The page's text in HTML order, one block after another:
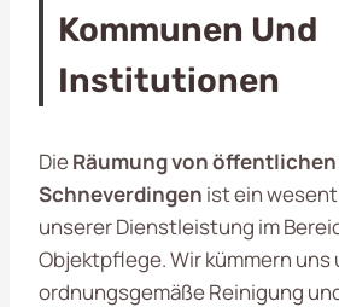
Kommunen Und
Institutionen
DieRäumung von
Schneverdingen ist ein
unserer Dienstleistung im
Objektpflege. Wir kümmern uns
ordnungsgemäße Reinigung